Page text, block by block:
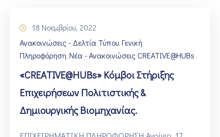
18 Νοεμβρίου, 2022
Ανακοινώσεις - Δελτία Τύπου‚ Γενική
Πληροφόρηση‚ Νέα - Ανακοινώσεις CREATIVE@HUBs
«CREATIVE@HUBs» Κόμβοι Στήριξης
Επιχειρήσεων Πολιτιστικής &
Δημιουργικής Βιομηχανίας.